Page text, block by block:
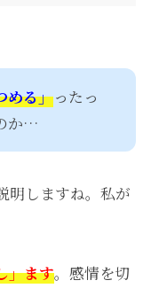
める」ったっ
か…
明しますね。私が
」ます。感情を切